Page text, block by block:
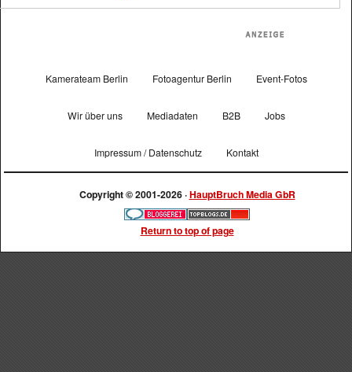
Kamerateam Berlin Fotoagentur Berlin Event-Fotos
Wir über uns Mediadaten B2B Jobs
Impressum / Datenschutz Kontakt
Copyright © 2001-2026 ·HauptBruch Media GbR
Return to top of page